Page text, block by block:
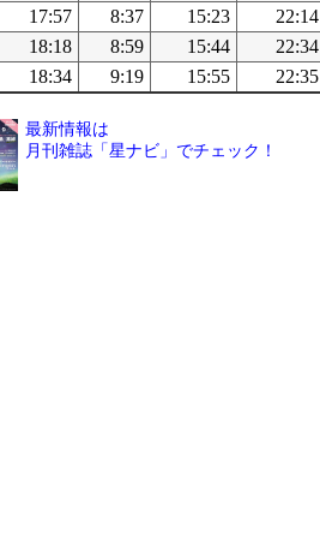
17:57 8:37 15:23
22:14
18:18 8:59 15:44
22:34
18:34 9:19 15:55 22:35
最新情報は
月刊雑誌「星ナビ」でチェック！